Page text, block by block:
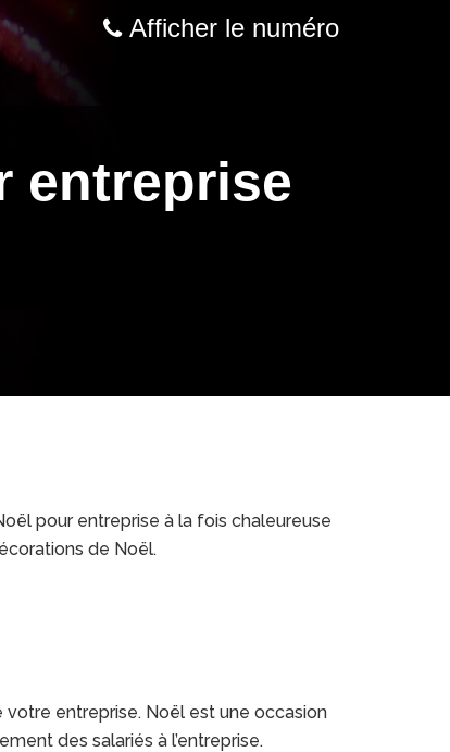
Afficher le numéro
entreprise
pour entreprise à la fois chaleureuse
de Noël.
entreprise. Noël est une occasion
des salariés à l’entreprise.